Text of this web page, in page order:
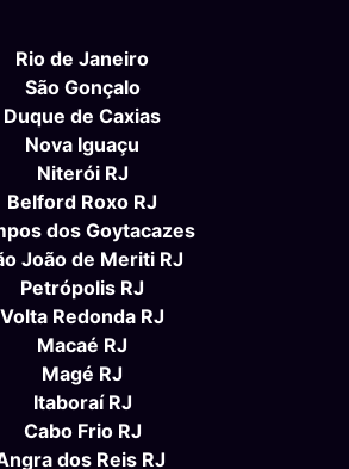
Rio de Janeiro
São Gonçalo
Duque de Caxias
Nova Iguaçu
Niterói RJ
Belford Roxo RJ
dos Goytacazes
João de Meriti RJ
Petrópolis RJ
Volta Redonda RJ
Macaé RJ
Magé RJ
Itaboraí RJ
Cabo Frio RJ
dos Reis RJ